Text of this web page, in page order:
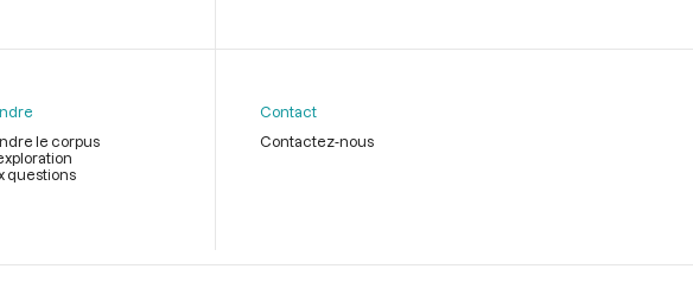
le corpus
questions
Contact
Contactez-nous